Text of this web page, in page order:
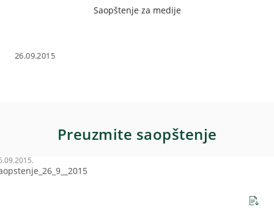
Saopštenje za medije
26.09.2015
Preuzmite saopštenje